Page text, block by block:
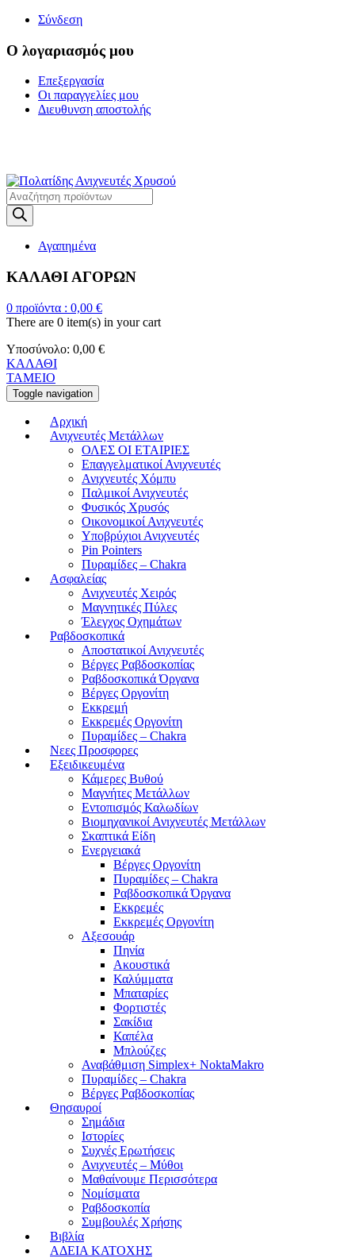
Σύνδεση
Ο λογαριασμός μου
Επεξεργασία
Οι παραγγελίες μου
Διευθυνση αποστολής
Products
search
Αγαπημένα
ΚΑΛΑΘΙ ΑΓΟΡΩΝ
0 προϊόντα : 0,00 €
There are 0 item(s) in your cart
Υποσύνολο: 0,00 €
ΚΑΛΑΘΙ
ΤΑΜΕΙΟ
Toggle navigation
Αρχική
Ανιχνευτές Μετάλλων
ΟΛΕΣ ΟΙ ΕΤΑΙΡΙΕΣ
Επαγγελματικοί Ανιχνευτές
Ανιχνευτές Χόμπυ
Παλμικοί Ανιχνευτές
Φυσικός Χρυσός
Οικονομικοί Ανιχνευτές
Υποβρύχιοι Ανιχνευτές
Pin Pointers
Πυραμίδες – Chakra
Ασφαλείας
Ανιχνευτές Χειρός
Μαγνητικές Πύλες
Έλεγχος Οχημάτων
Ραβδοσκοπικά
Αποστατικοί Ανιχνευτές
Βέργες Ραβδοσκοπίας
Ραβδοσκοπικά Όργανα
Βέργες Οργονίτη
Εκκρεμή
Εκκρεμές Οργονίτη
Πυραμίδες – Chakra
Νεες Προσφορες
Εξειδικευμένα
Κάμερες Βυθού
Μαγνήτες Μετάλλων
Εντοπισμός Καλωδίων
Βιομηχανικοί Ανιχνευτές Μετάλλων
Σκαπτικά Είδη
Ενεργειακά
Βέργες Οργονίτη
Πυραμίδες – Chakra
Ραβδοσκοπικά Όργανα
Εκκρεμές
Εκκρεμές Οργονίτη
Αξεσουάρ
Πηνία
Ακουστικά
Καλύμματα
Μπαταρίες
Φορτιστές
Σακίδια
Καπέλα
Μπλούζες
Αναβάθμιση Simplex+ NoktaMakro
Πυραμίδες – Chakra
Βέργες Ραβδοσκοπίας
Θησαυροί
Σημάδια
Ιστορίες
Συχνές Ερωτήσεις
Ανιχνευτές – Μύθοι
Μαθαίνουμε Περισσότερα
Νομίσματα
Ραβδοσκοπία
Συμβουλές Χρήσης
Βιβλία
ΑΔΕΙΑ ΚΑΤΟΧΗΣ